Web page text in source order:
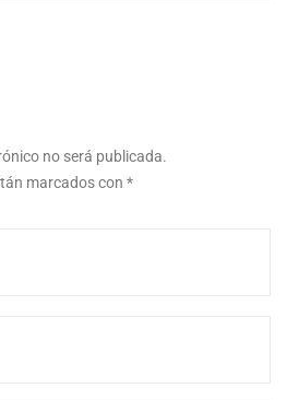
no será publicada.
marcados con *